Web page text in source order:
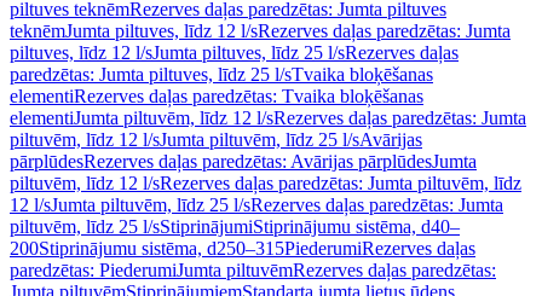
piltuves teknēmRezerves daļas paredzētas: Jumta piltuves
teknēmJumta piltuves, līdz 12 l/sRezerves daļas paredzētas: Jumta
piltuves, līdz 12 l/sJumta piltuves, līdz 25 l/sRezerves daļas
paredzētas: Jumta piltuves, līdz 25 l/sTvaika bloķēšanas
elementiRezerves daļas paredzētas: Tvaika bloķēšanas
elementiJumta piltuvēm, līdz 12 l/sRezerves daļas paredzētas: Jumta
piltuvēm, līdz 12 l/sJumta piltuvēm, līdz 25 l/sAvārijas
pārplūdesRezerves daļas paredzētas: Avārijas pārplūdesJumta
piltuvēm, līdz 12 l/sRezerves daļas paredzētas: Jumta piltuvēm, līdz
12 l/sJumta piltuvēm, līdz 25 l/sRezerves daļas paredzētas: Jumta
piltuvēm, līdz 25 l/sStiprinājumiStiprinājumu sistēma, d40–
200Stiprinājumu sistēma, d250–315PiederumiRezerves daļas
paredzētas: PiederumiJumta piltuvēmRezerves daļas paredzētas:
Jumta piltuvēmStiprinājumiemStandarta jumta lietus ūdens